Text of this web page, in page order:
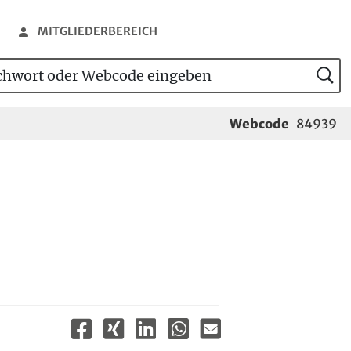
MITGLIEDERBEREICH
oder Webcode eingeben
Webcode 84939